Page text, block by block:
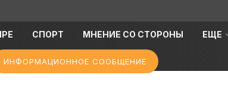
СПОРТ МНЕНИЕ СО СТОРОНЫ ЕЩЕ
ИНФОРМАЦИОННОЕ СООБЩЕНИЕ